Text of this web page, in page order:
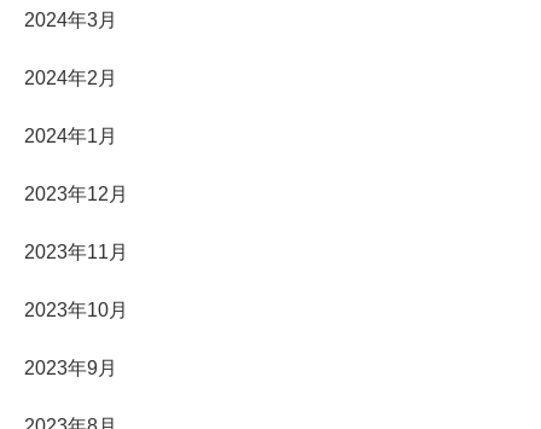
2024年3月
2024年2月
2024年1月
2023年12月
2023年11月
2023年10月
2023年9月